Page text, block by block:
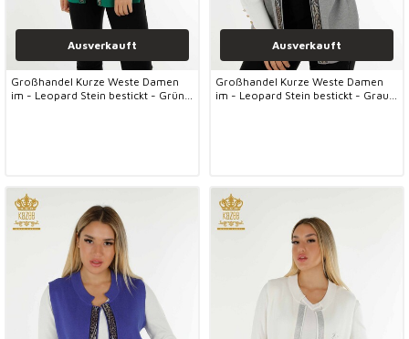
Ausverkauft
Großhandel Kurze Weste Damen
im - Leopard Stein bestickt - Grün -
Ausverkauft
Großhandel Kurze Weste Damen
im - Leopard Stein bestickt - Grau -